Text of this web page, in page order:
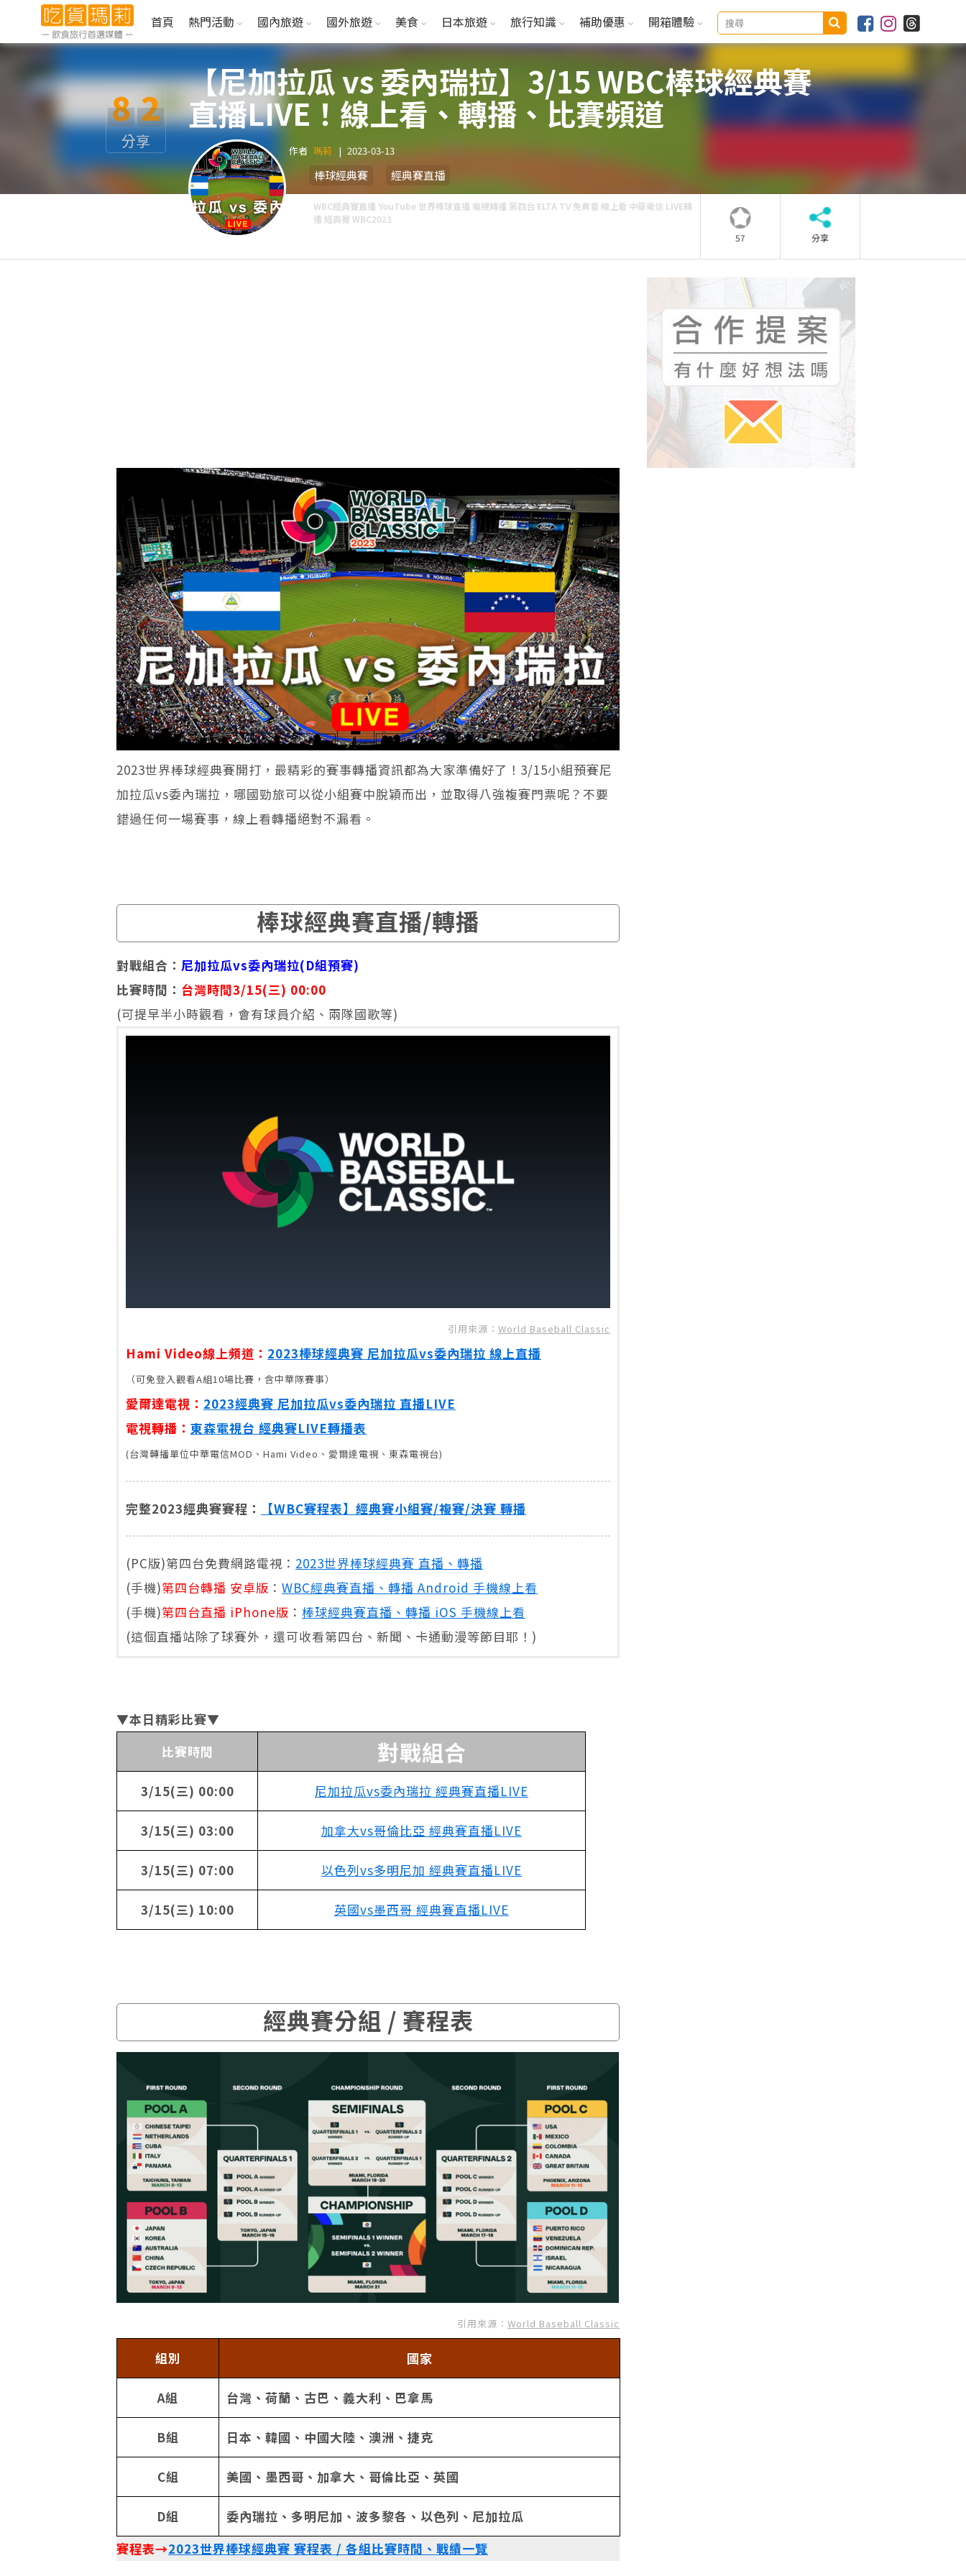
首頁 熱門活動 國內旅遊 國外旅遊 美食 日本旅遊 旅行知識 補助優惠 開箱體驗
8 2
分享
【尼加拉瓜 vs 委內瑞拉】3/15 WBC棒球經典賽
直播LIVE！線上看、轉播、比賽頻道
作者 瑪莉 | 2023-03-13
棒球經典賽 經典賽直播
WBC經典賽直播 YouTube 世界棒球直播 電視轉播 第四台 ELTA TV 免費看 線上看 中華電信 LIVE轉
播 經典賽 WBC2023
57
分享
2023世界棒球經典賽開打，最精彩的賽事轉播資訊都為大家準備好了！3/15小組預賽尼
加拉瓜vs委內瑞拉，哪國勁旅可以從小組賽中脫穎而出，並取得八強複賽門票呢？不要
錯過任何一場賽事，線上看轉播絕對不漏看。
棒球經典賽直播/轉播
對戰組合： 尼加拉瓜vs委內瑞拉(D組預賽)
比賽時間： 台灣時間3/15(三) 00:00
(可提早半小時觀看，會有球員介紹、兩隊國歌等)
引用來源： World Baseball Classic
Hami Video線上頻道： 2023棒球經典賽 尼加拉瓜vs委內瑞拉 線上直播
（可免登入觀看A組10場比賽，含中華隊賽事）
愛爾達電視： 2023經典賽 尼加拉瓜vs委內瑞拉 直播LIVE
電視轉播： 東森電視台 經典賽LIVE轉播表
(台灣轉播單位中華電信MOD、Hami Video、愛爾達電視、東森電視台)
完整2023經典賽賽程： 【WBC賽程表】經典賽小組賽/複賽/決賽 轉播
​(PC版)第四台免費網路電視： 2023世界棒球經典賽 直播、轉播
(手機)第四台轉播 安卓版 ： WBC經典賽直播、轉播 Android 手機線上看
(手機)第四台直播 iPhone版 ： 棒球經典賽直播、轉播 iOS 手機線上看
(這個直播站除了球賽外，還可收看第四台、新聞、卡通動漫等節目耶！)
▼本日精彩比賽▼
比賽時間
對戰組合
3/15(三) 00:00 尼加拉瓜vs委內瑞拉 經典賽直播LIVE
3/15(三) 03:00 加拿大vs哥倫比亞 經典賽直播LIVE
3/15(三) 07:00 以色列vs多明尼加 經典賽直播LIVE
3/15(三) 10:00 英國vs墨西哥 經典賽直播LIVE
經典賽分組 / 賽程表
引用來源： World Baseball Classic
組別 國家
A組 台灣、荷蘭、古巴、義大利、巴拿馬
B組 日本、韓國、中國大陸、澳洲、捷克
C組 美國、墨西哥、加拿大、哥倫比亞、英國
D組
委內瑞拉、多明尼加、波多黎各、以色列、尼加拉瓜
賽程表→2023世界棒球經典賽 賽程表 / 各組比賽時間、戰績一覽